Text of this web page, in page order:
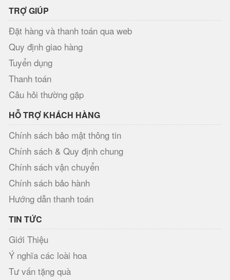
TRỢ GIÚP
Đặt hàng và thanh toán qua web
Quy định giao hàng
Tuyển dụng
Thanh toán
Câu hỏi thường gặp
HỖ TRỢ KHÁCH HÀNG
Chính sách bảo mật thông tin
Chính sách & Quy định chung
Chính sách vận chuyển
Chính sách bảo hành
Hướng dẫn thanh toán
TIN TỨC
Giới Thiệu
Ý nghĩa các loài hoa
Tư vấn tặng quà